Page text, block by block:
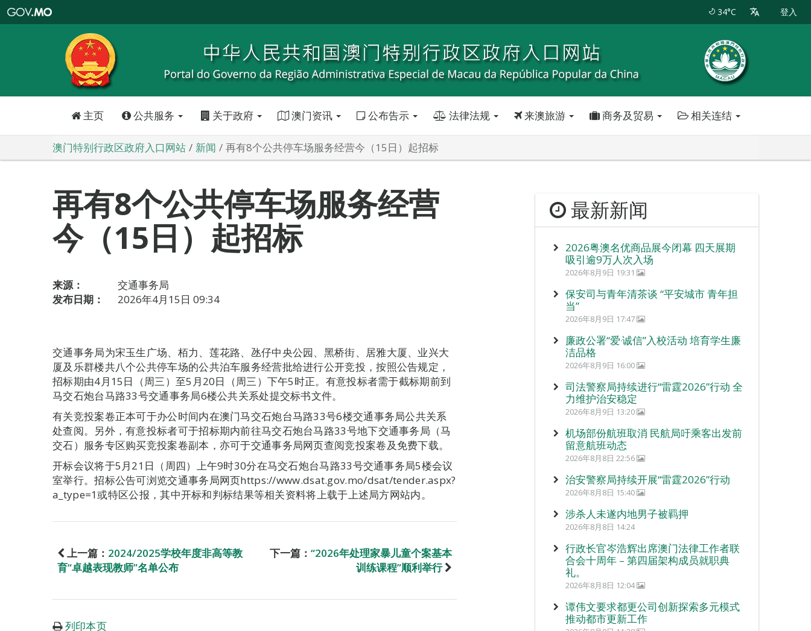
特
政
区
政
口
34°C 登入
主页 公共服务 关于政府 澳门资讯 公布告示 法律法规 来澳旅游 商务及贸易 相关连结
澳门特别行政区政府入口网站 新闻 再有8个公共停车场服务经营今（15日）起招标
再有8个公共停车场服务经营
今（15日）起招标
来源：
交通事务局
发布日期：
2026年4月15日 09:34
交通事务局为宋玉生广场、栢力、莲花路、氹仔中央公园、黑桥街、居雅大厦、业兴大
厦及乐群楼共八个公共停车场的公共泊车服务经营批给进行公开竞投，按照公告规定，
招标期由4月15日（周三）至5月20日（周三）下午5时正。有意投标者需于截标期前到
马交石炮台马路33号交通事务局6楼公共关系处提交标书文件。
有关竞投案卷正本可于办公时间内在澳门马交石炮台马路33号6楼交通事务局公共关系
处查阅。另外，有意投标者可于招标期内前往马交石炮台马路33号地下交通事务局（马
交石）服务专区购买竞投案卷副本，亦可于交通事务局网页查阅竞投案卷及免费下载。
开标会议将于5月21日（周四）上午9时30分在马交石炮台马路33号交通事务局5楼会议
室举行。招标公告可浏览交通事务局网页https://www.dsat.gov.mo/dsat/tender.aspx?
a_type=1或特区公报，其中开标和判标结果等相关资料将上载于上述局方网站内。
上一篇： 2024/2025学校年度非高等教
育“卓越表现教师”名单公布
下一篇： “2026年处理家暴儿童个案基本
训练课程”顺利举行
列印本页
最新新闻
2026粤澳名优商品展今闭幕 四天展期
吸引逾9万人次入场
2026年8月9日 19:31
保安司与青年清茶谈 “平安城市 青年担
当”
2026年8月9日 17:47
廉政公署“爱‧诚信”入校活动 培育学生廉
洁品格
2026年8月9日 16:00
司法警察局持续进行“雷霆2026”行动 全
力维护治安稳定
2026年8月9日 13:20
机场部份航班取消 民航局吁乘客出发前
留意航班动态
2026年8月8日 22:56
治安警察局持续开展“雷霆2026”行动
2026年8月8日 15:40
涉杀人未遂内地男子被羁押
2026年8月8日 14:24
行政长官岑浩辉出席澳门法律工作者联
合会十周年 – 第四届架构成员就职典
礼。
2026年8月8日 12:04
谭伟文要求都更公司创新探索多元模式
推动都市更新工作